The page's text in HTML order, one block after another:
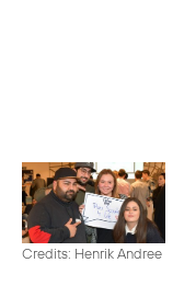
Credits: Henrik Andree